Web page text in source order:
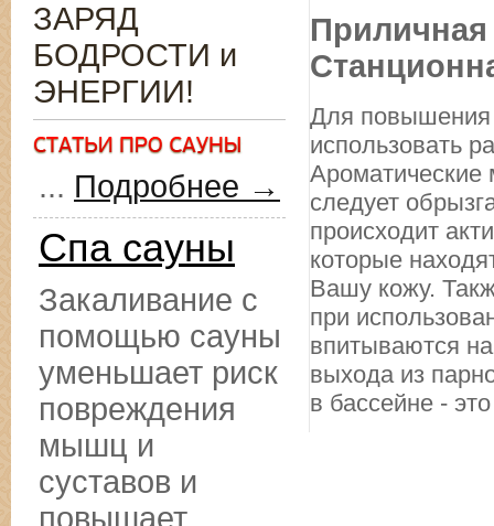
Приличная
Для повышения
использовать
Ароматические
следует
происходит
которые
Вашу кожу.
при
впитываются
выхода из
в бассейне -
ЗАРЯД
БОДРОСТИ и
ЭНЕРГИИ!
... Подробнее →
Спа сауны
Закаливание с
помощью сауны
уменьшает риск
повреждения
мышц и
суставов и
повышает